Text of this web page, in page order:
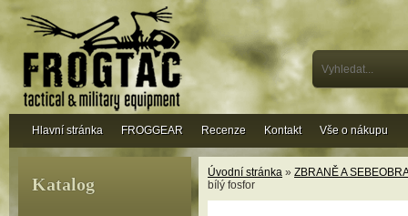
Úvodní stránka » ZBRANĚ A
bílý fosfor
Katalog
Hlavní stránka FROGGEAR Recenze Kontakt Vše o nákupu